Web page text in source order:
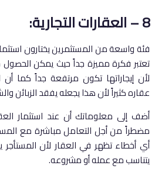
8 – العقارات التجارية:
فئة واسعة من المستثمرين يختارون استثمار
تعتبر فكرة مميزة جداً حيث يمكن
لأن إيجاراتها تكون مرتفعة جداً كما أن
عقاره كثيراً لأن هذا يجعله يفقد الزبائن
أضف إلى معلوماتك أن عند استثمار
مضطراً من أجل التعامل مباشرة مع
أي أخطاء تظهر في العقار لأن
يتناسب مع عمله أو مشروعه.